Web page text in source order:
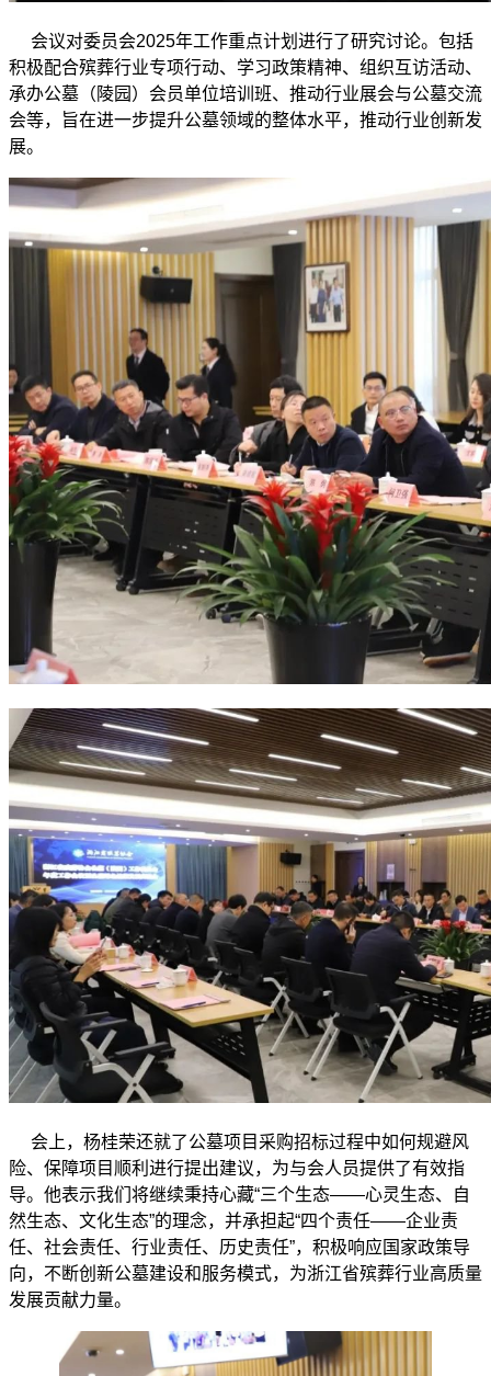
会议对委员会2025年工作重点计划进行了研究讨论。包括
积极配合殡葬行业专项行动、学习政策精神、组织互访活动、
承办公墓（陵园）会员单位培训班、推动行业展会与公墓交流
会等，旨在进一步提升公墓领域的整体水平，推动行业创新发
展。
会上，杨桂荣还就了公墓项目采购招标过程中如何规避风
险、保障项目顺利进行提出建议，为与会人员提供了有效指
导。他表示我们将继续秉持心藏“三个生态——心灵生态、自
然生态、文化生态”的理念，并承担起“四个责任——企业责
任、社会责任、行业责任、历史责任”，积极响应国家政策导
向，不断创新公墓建设和服务模式，为浙江省殡葬行业高质量
发展贡献力量。